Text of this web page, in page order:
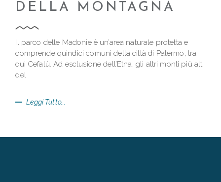
DELLA MONTAGNA
Il parco delle Madonie è un’area naturale protetta e
comprende quindici comuni della città di Palermo, tra
cui Cefalù. Ad esclusione dell’Etna, gli altri monti più alti
del
Leggi Tutto...